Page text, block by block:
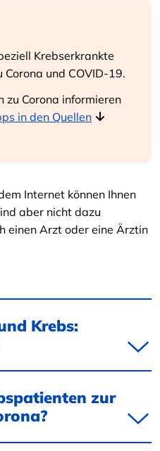
Krebserkrankte
und COVID-19.
zu Corona informieren
in den Quellen
Internet können Ihnen
aber nicht dazu
einen Arzt oder eine Ärztin
Krebs:
zur